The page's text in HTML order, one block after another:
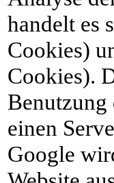
handelt es
Cookies)
Cookies).
einen
Google